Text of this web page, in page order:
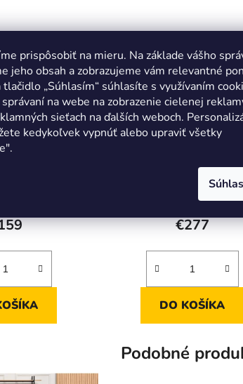
prispôsobiť na mieru. Na základe vášho
jeho obsah a zobrazujeme vám relevantné
„Súhlasím“ súhlasíte s využívaním
na webe na zobrazenie cielenej
sieťach na ďalších weboch.
kedykoľvek vypnúť alebo upraviť všetky
ELLA
čierna + orech
€277
DO KOŠÍKA
Podobné